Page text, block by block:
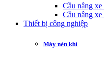
Cầu nâng
Cầu nâng xe
Thiết bị công nghiệp
Máy nén khí